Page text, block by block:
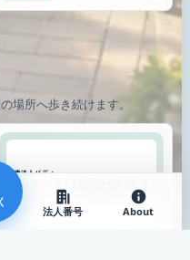
場所へ歩き続けます。
法人番号 About